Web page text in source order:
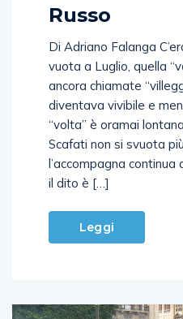
Russo
Di Adriano Falanga
vuota a Luglio, quella
ancora chiamate
diventava vivibile e
“volta” è oramai
Scafati non si svuota
l’accompagna
il dito è […]
Leggi